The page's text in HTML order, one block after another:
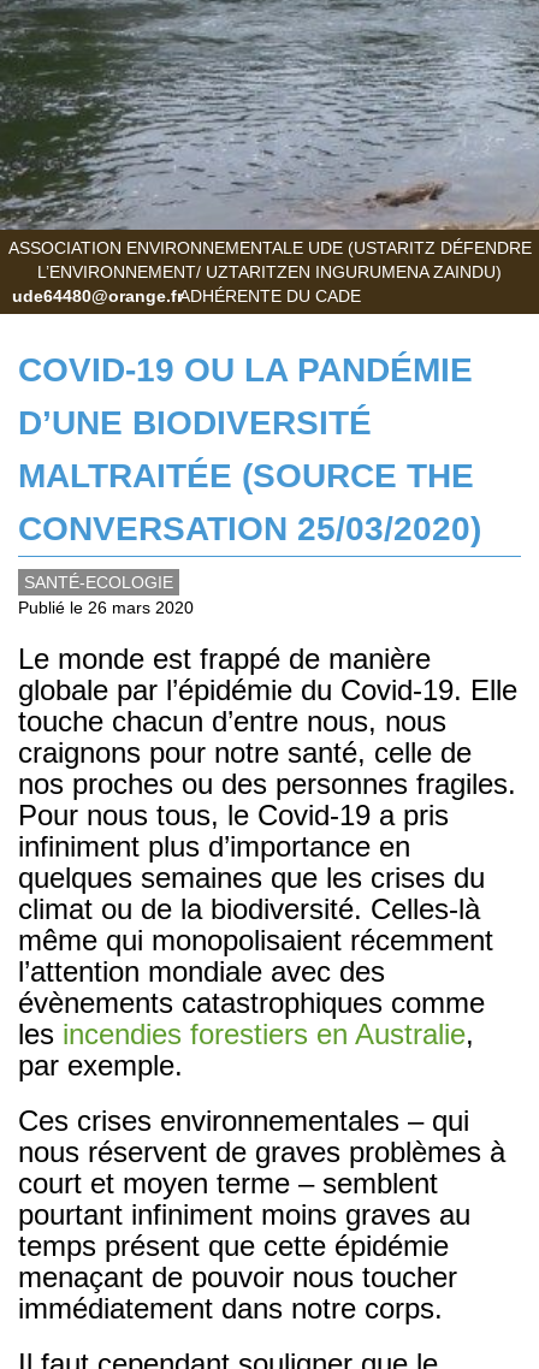
ASSOCIATION ENVIRONNEMENTALE UDE (USTARITZ DÉFENDRE
L’ENVIRONNEMENT/ UZTARITZEN INGURUMENA ZAINDU)
ADHÉRENTE DU CADE
ude64480@orange.fr
COVID-19 OU LA PANDÉMIE
D’UNE BIODIVERSITÉ
MALTRAITÉE (SOURCE THE
CONVERSATION 25/03/2020)
SANTÉ-ECOLOGIE
Publié le 26 mars 2020
Le monde est frappé de manière
globale par l’épidémie du Covid-19. Elle
touche chacun d’entre nous, nous
craignons pour notre santé, celle de
nos proches ou des personnes fragiles.
Pour nous tous, le Covid-19 a pris
infiniment plus d’importance en
quelques semaines que les crises du
climat ou de la biodiversité. Celles-là
même qui monopolisaient récemment
l’attention mondiale avec des
évènements catastrophiques comme
les incendies forestiers en Australie,
par exemple.
Ces crises environnementales – qui
nous réservent de graves problèmes à
court et moyen terme – semblent
pourtant infiniment moins graves au
temps présent que cette épidémie
menaçant de pouvoir nous toucher
immédiatement dans notre corps.